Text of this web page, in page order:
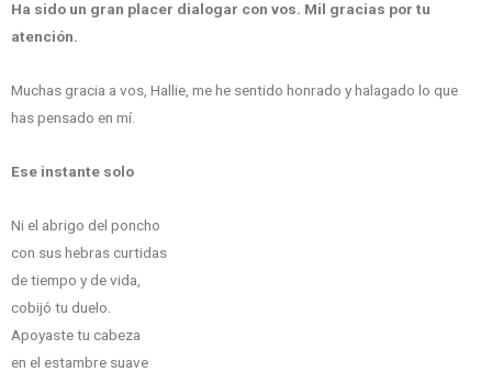
Ha sido un gran placer dialogar con vos. Mil gracias por tu
atención.
Muchas gracia a vos, Hallie, me he sentido honrado y halagado lo que
has pensado en mí.
Ese instante solo
Ni el abrigo del poncho
con sus hebras curtidas
de tiempo y de vida,
cobijó tu duelo.
Apoyaste tu cabeza
en el estambre suave